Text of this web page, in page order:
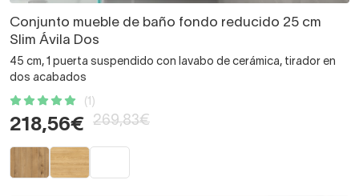
Conjunto mueble de baño fondo reducido 25 cm
Slim Ávila Dos
45 cm, 1 puerta suspendido con lavabo de cerámica, tirador en
dos acabados
(1)
218,56€ 269,83€